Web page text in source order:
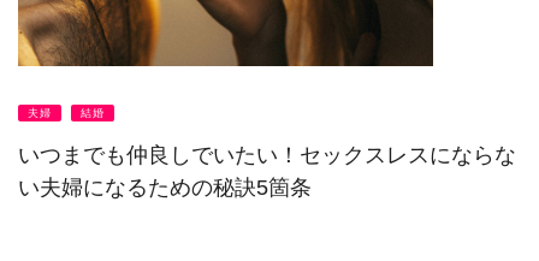
夫婦 結婚
いつまでも仲良しでいたい！セックスレスにならな
い夫婦になるための秘訣5箇条